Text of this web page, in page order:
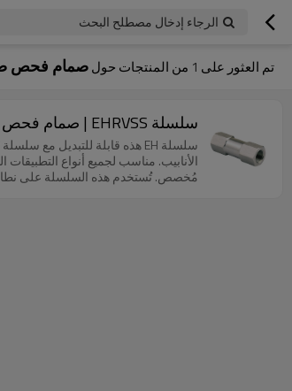
الرجاء إدخال مصطلح البحث
تم العثور على 1 من المنتجات حولصمام فحص
سلسلة EHRVSS | صمام فحص خطي للسيارات الترفيهية (فولاذ مقاوم للصدأ)
الأنابيب. مناسب لجميع أنواع
مُخصص. تُستخدم هذه السلسلة على نطاق